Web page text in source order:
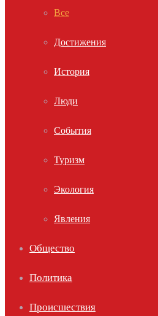
Все
Достижения
История
Люди
События
Туризм
Экология
Явления
Общество
Политика
Происшествия